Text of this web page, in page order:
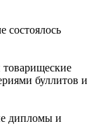
состоялось
буллитов и
дипломы и